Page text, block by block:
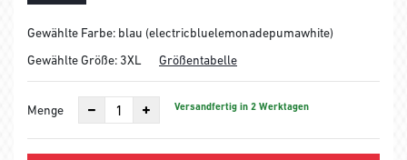
Gewählte Farbe: blau (electricbluelemonadepumawhite)
Gewählte Größe: 3XL Größentabelle
Menge Versandfertig in 2 Werktagen